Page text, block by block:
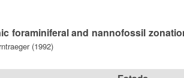
foraminiferal and nannofossil
(1992)